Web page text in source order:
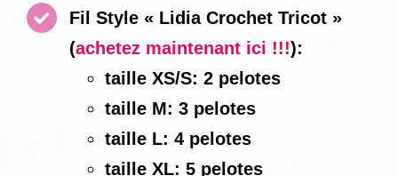
Fil Style « Lidia Crochet Tricot »
(achetez maintenant ici !!!):
taille XS/S: 2 pelotes
taille M: 3 pelotes
taille L: 4 pelotes
taille XL: 5 pelotes